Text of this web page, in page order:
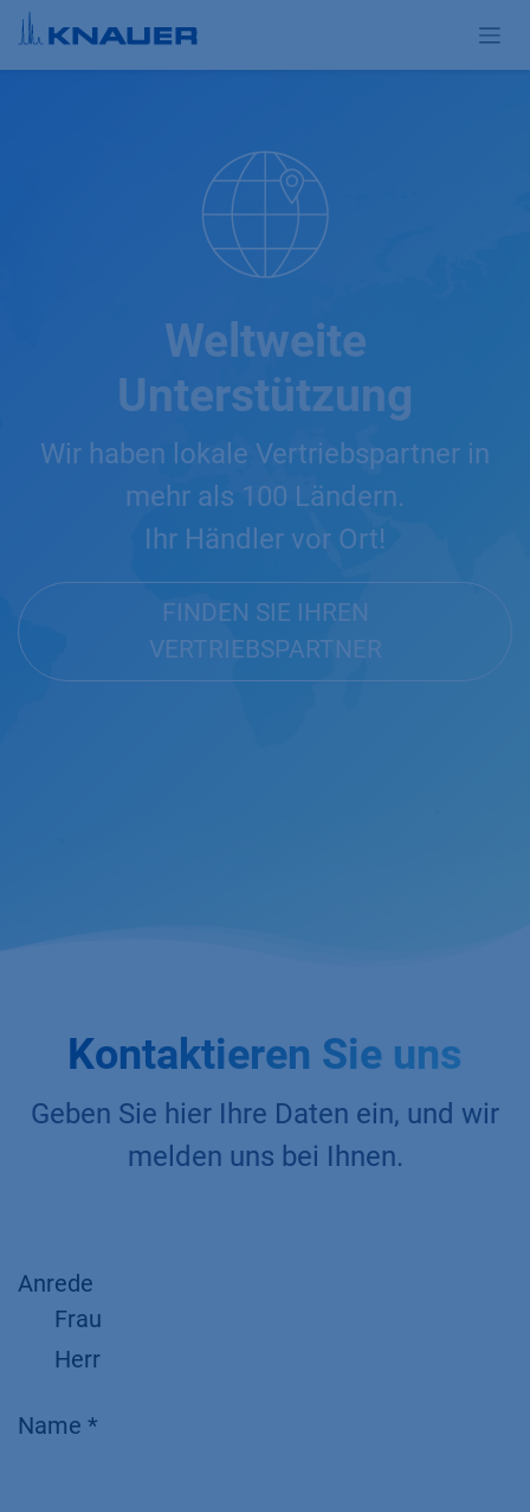
Zum Inhalt springen
Weltweite
Unterstützung
Wir haben lokale Vertriebspartner in
mehr als 100 Ländern.
Ihr Händler vor Ort!
FINDEN SIE IHREN
VERTRIEBSPARTNER
Kontaktieren Sie uns
Geben Sie hier Ihre Daten ein, und wir
melden uns bei Ihnen.
Anrede
Frau
Herr
Name *